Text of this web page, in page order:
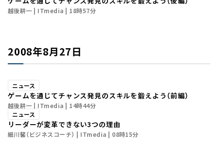
越後耕一 ITmedia 18時57分
2008年8月27日
ニュース
ゲームを通じてチャンス発見のスキルを鍛えよう（前編）
越後耕一 ITmedia
14時44分
ニュース
リーダーが変革できない3つの理由
細川馨（ビジネスコーチ） ITmedia 08時15分